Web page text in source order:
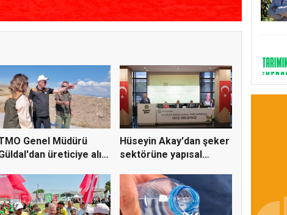
Genel Müdürü
üreticiye alım
Hüseyin Akay'dan şeker
sektörüne yapısal